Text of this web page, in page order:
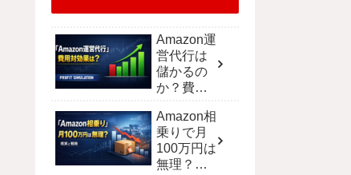
Amazon運
営代行は
儲かるの
か？費用
シミュレ
ーション
で徹底解
剖
Amazon相
乗りで月
100万円は
無理？現